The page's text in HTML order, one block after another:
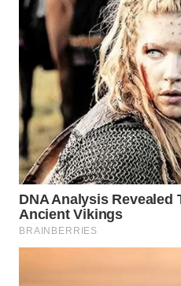
WAHANA
INFRASTRUKTUR
WAHANA
KONSUMEN
WAHANA
LISTRIK
WAHANA
TRAVEL